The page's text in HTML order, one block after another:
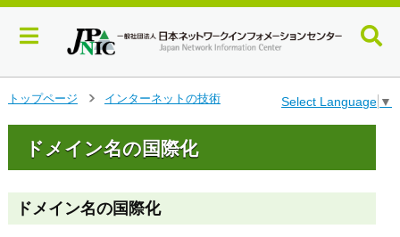
ン
ツ
トップページ
インターネットの技術 Select Language ▼
ドメイン名の国際化
ドメイン名の国際化